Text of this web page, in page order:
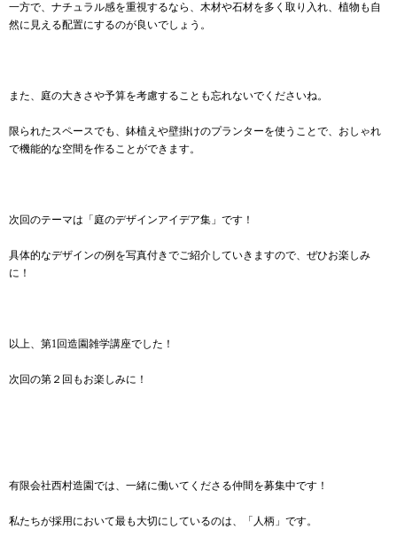
一方で、ナチュラル感を重視するなら、木材や石材を多く取り入れ、植物も自
然に見える配置にするのが良いでしょう。
また、庭の大きさや予算を考慮することも忘れないでくださいね。
限られたスペースでも、鉢植えや壁掛けのプランターを使うことで、おしゃれ
で機能的な空間を作ることができます。
次回のテーマは「庭のデザインアイデア集」です！
具体的なデザインの例を写真付きでご紹介していきますので、ぜひお楽しみ
に！
以上、第1回造園雑学講座でした！
次回の第２回もお楽しみに！
有限会社西村造園では、一緒に働いてくださる仲間を募集中です！
私たちが採用において最も大切にしているのは、「人柄」です。